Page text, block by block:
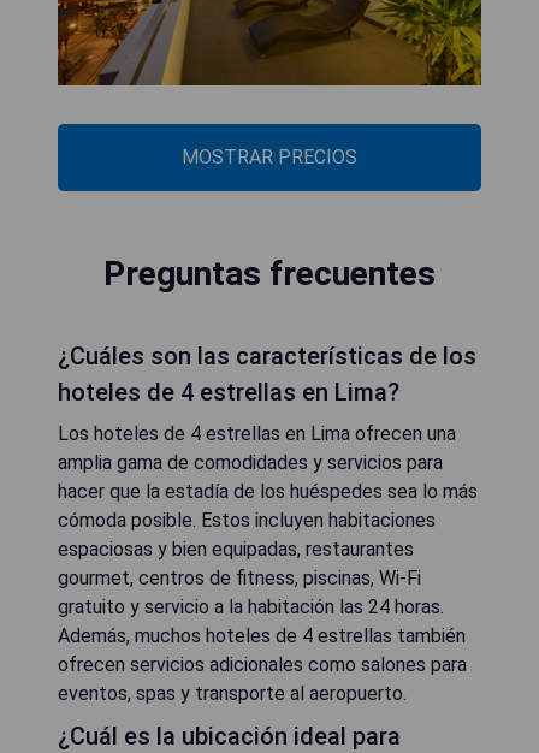
MOSTRAR PRECIOS
Preguntas frecuentes
¿Cuáles son las características de los
hoteles de 4 estrellas en Lima?
Los hoteles de 4 estrellas en Lima ofrecen una
amplia gama de comodidades y servicios para
hacer que la estadía de los huéspedes sea lo más
cómoda posible. Estos incluyen habitaciones
espaciosas y bien equipadas, restaurantes
gourmet, centros de fitness, piscinas, Wi-Fi
gratuito y servicio a la habitación las 24 horas.
Además, muchos hoteles de 4 estrellas también
ofrecen servicios adicionales como salones para
eventos, spas y transporte al aeropuerto.
¿Cuál es la ubicación ideal para